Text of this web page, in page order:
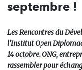
septembre !
Les Rencontres du
l’Institut Open
14 octobre. ONG,
rassembler pour